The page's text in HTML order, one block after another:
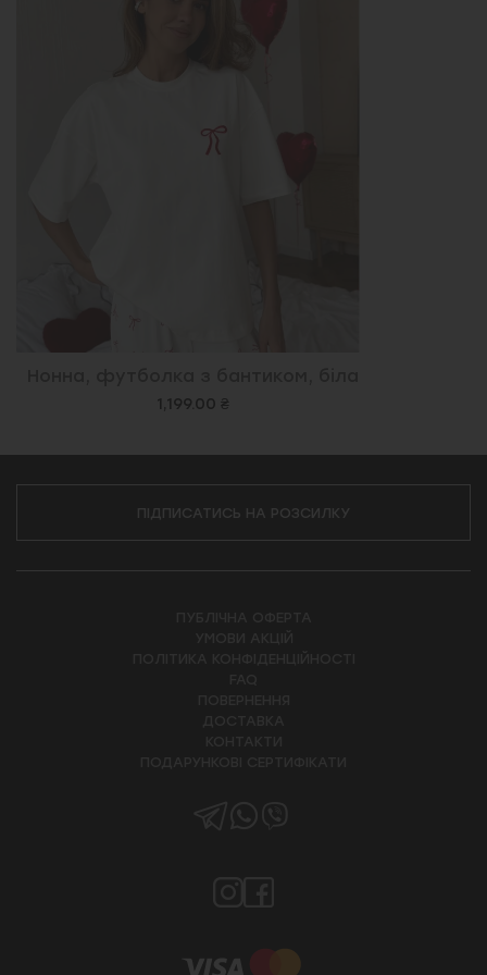
1,199.00 ₴
ПІДПИСАТИСЬ НА РОЗСИЛКУ